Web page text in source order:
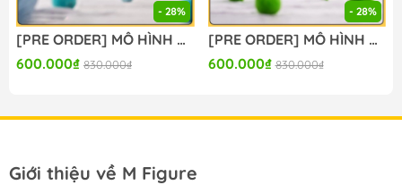
- 28%
[PRE ORDER] MÔ HÌNH BanG Dream! - BanG Dream! Ave Mujica - Togawa Sakiko - Yumemirize - ～Pajama Party!～ (Sega Fave) FIGURE CHÍNH HÃNG
600.000₫ 830.000₫
- 28%
[PRE ORDER] MÔ HÌNH BanG Dream! - BanG Dream! Ave Mujica - Wakaba Mutsumi - Yumemirize - ～Pajama Party!～ (Sega Fave) FIGURE CHÍNH HÃNG
600.000₫ 830.000₫
Giới thiệu về M Figure